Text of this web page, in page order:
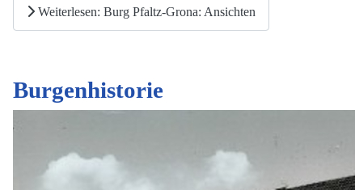
Weiterlesen: Burg Pfaltz-Grona: Ansichten
Burgenhistorie